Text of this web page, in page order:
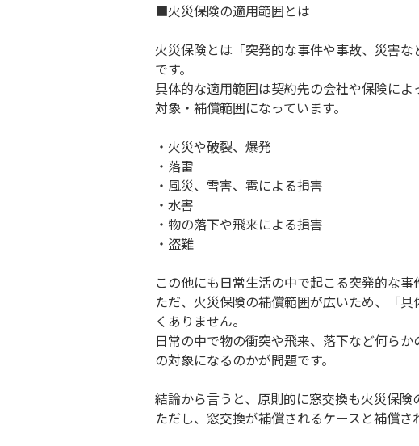
■火災保険の適用範囲とは
火災保険とは「突発的な事件や事故、災害
です。
具体的な適用範囲は契約先の会社や保険に
対象・補償範囲になっています。
・火災や破裂、爆発
・落雷
・風災、雪害、雹による損害
・水害
・物の落下や飛来による損害
・盗難
この他にも日常生活の中で起こる突発的な
ただ、火災保険の補償範囲が広いため、「
くありません。
日常の中で物の衝突や飛来、落下など何ら
の対象になるのかが問題です。
結論から言うと、原則的に窓交換も火災保険
ただし、窓交換が補償されるケースと補償さ